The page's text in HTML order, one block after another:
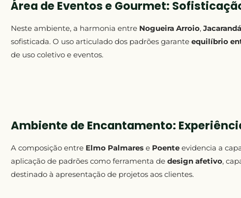
Área de Eventos e Gourmet:
Neste ambiente, a harmonia entre Nogueira Arroio,Jacarandá
sofisticada. O uso articulado dos padrões garanteequilíbrio
de uso coletivo e eventos.
Ambiente de Encantamento:
A composição entre Elmo Palmares e Poente evidencia a
aplicação de padrões como ferramenta dedesign afetivo,
destinado à apresentação de projetos aos clientes.